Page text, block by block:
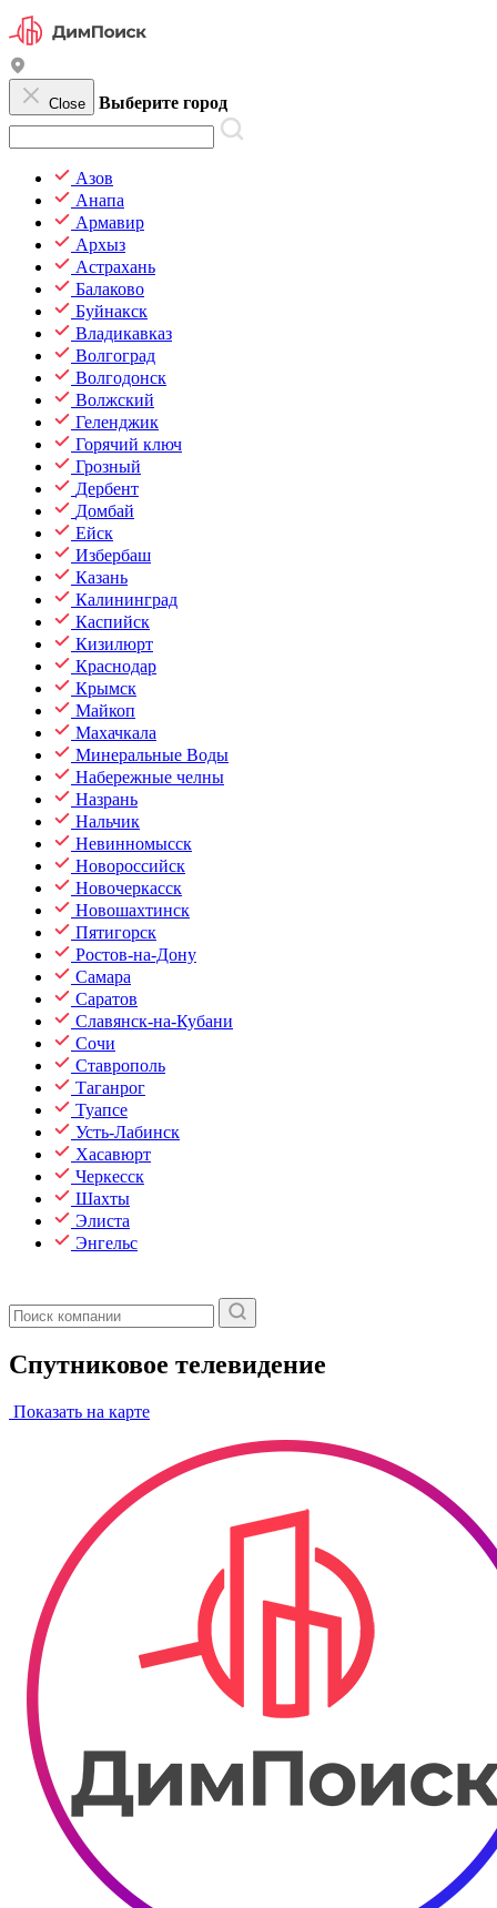
Close Выберите город
Азов
Анапа
Армавир
Архыз
Астрахань
Балаково
Буйнакск
Владикавказ
Волгоград
Волгодонск
Волжский
Геленджик
Горячий ключ
Грозный
Дербент
Домбай
Ейск
Избербаш
Казань
Калининград
Каспийск
Кизилюрт
Краснодар
Крымск
Майкоп
Махачкала
Минеральные Воды
Набережные челны
Назрань
Нальчик
Невинномысск
Новороссийск
Новочеркасск
Новошахтинск
Пятигорск
Ростов-на-Дону
Самара
Саратов
Славянск-на-Кубани
Сочи
Ставрополь
Таганрог
Туапсе
Усть-Лабинск
Хасавюрт
Черкесск
Шахты
Элиста
Энгельс
Спутниковое телевидение
Показать на карте